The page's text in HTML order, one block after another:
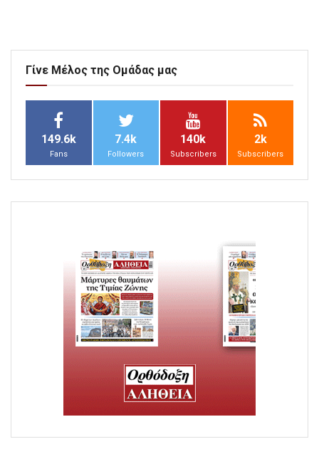
Γίνε Μέλος της Ομάδας μας
149.6k
Fans
7.4k
Followers
140k
Subscribers
2k
Subscribers